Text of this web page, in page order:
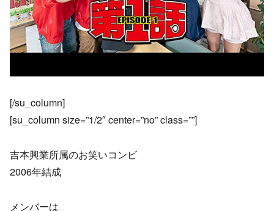
[/su_column]
[su_column size=”1/2″ center=”no” class=””]
吉本興業所属のお笑いコンビ
2006年結成
メンバーは